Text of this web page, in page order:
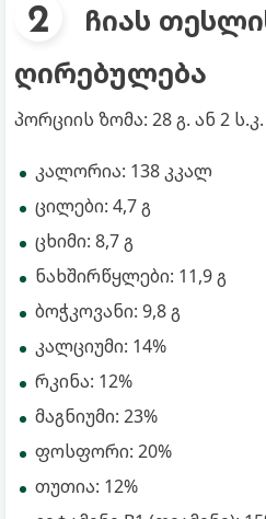
ჩიას
ღირებულება
პორციის ზომა: 28 გ. ან 2 ს.კ.
კალორია: 138 კკალ
ცილები: 4,7 გ
ცხიმი: 8,7 გ
ნახშირწყლები: 11,9 გ
ბოჭკოვანი: 9,8 გ
კალციუმი: 14%
რკინა: 12%
მაგნიუმი: 23%
ფოსფორი: 20%
თუთია: 12%